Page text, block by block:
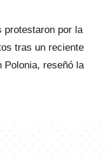
protestaron por la
tras un reciente
Polonia, reseñó la